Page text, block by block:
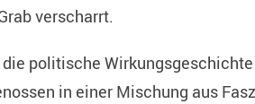
verscharrt.
politische
in einer Mischung aus